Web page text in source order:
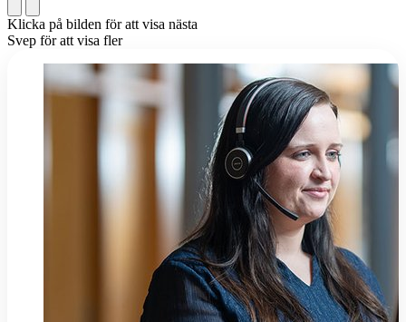
Klicka på bilden för att visa nästa
Svep för att visa fler